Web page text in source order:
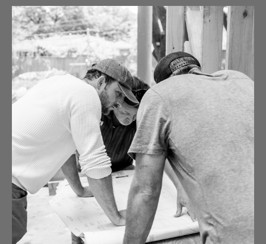
standardowymi przyczepami. Platformowe przyczepy Henra
oferują m.in.:
-Większą powierzchnię załadunkową;
-Możliwość przewożenia szerokich ładunków;
-Rozwiązanie problemu czasochłonnego załadunku i
rozładunku;
-Opcje optymalnego dopasowania swojej przyczepy
platformowej.
Przyczepa platformowa charakteryzuje się bardzo dużą
powierzchnią załadunkową. Dzięki temu możliwe jest
przewożenie dużych ilości za jednym razem. Ponieważ
powierzchnia załadunkowa jest tak duża, koła znajdują się